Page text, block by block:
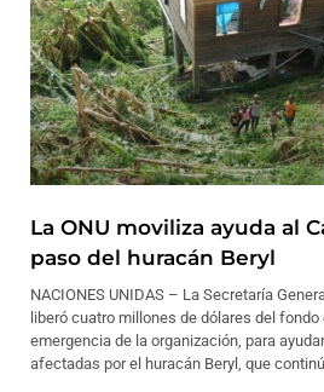
La ONU moviliza ayuda al
paso del huracán Beryl
NACIONES UNIDAS – La Secretaría
liberó cuatro millones de dólares del
emergencia de la organización, para
afectadas por el huracán Beryl, que